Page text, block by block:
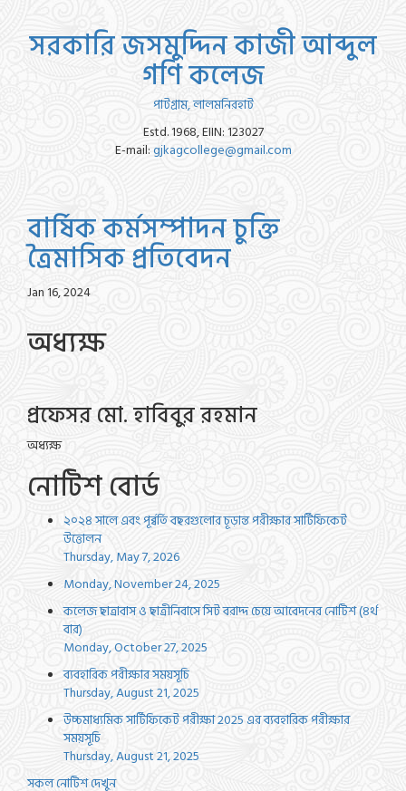
সরকারি জসমুদ্দিন কাজী আব্দুল
গণি কলেজ
পাটগ্রাম, লালমনিরহাট
Estd. 1968, EIIN: 123027
E-mail:gjkagcollege@gmail.com
বার্ষিক কর্মসম্পাদন চুক্তি
ত্রৈমাসিক প্রতিবেদন
Jan 16, 2024
অধ্যক্ষ
প্রফেসর মো. হাবিবুর রহমান
অধ্যক্ষ
নোটিশ বোর্ড
২০২৪ সালে এবং পূর্ব্বর্তি বছরগুলোর চূড়ান্ত পরীক্ষার সার্টিফিকেট
উত্তোলন
Thursday, May 7, 2026
Monday, November 24, 2025
কলেজ ছাত্রাবাস ও ছাত্রীনিবাসে সিট বরাদ্দ চেয়ে আবেদনের নোটিশ (৪র্থ
বার)
Monday, October 27, 2025
ব্যবহারিক পরীক্ষার সময়সূচি
Thursday, August 21, 2025
উচ্চমাধ্যমিক সার্টিফিকেট পরীক্ষা 2025 এর ব্যবহারিক পরীক্ষার
সময়সূচি
Thursday, August 21, 2025
সকল নোটিশ দেখুন